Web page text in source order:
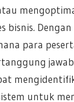
bisnis. Dengan
para
untuk